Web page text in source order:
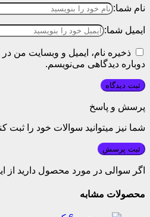
نام شما:
ایمیل شما:
ذخیره نام، ایمیل و وبسایت من
دوباره دیدگاهی می‌نویسم.
پرسش و پاسخ
شما نیز میتوانید سوالات خود را ثبت
ثبت پرسش
اگر سوالی در مورد محصول دارید از
محصولات مشابه